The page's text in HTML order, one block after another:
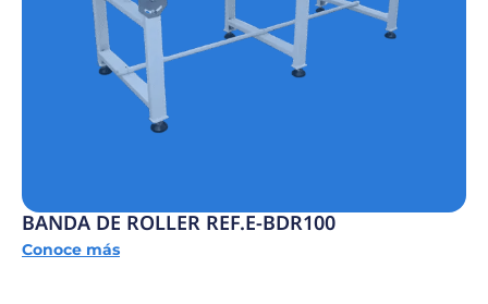
BANDA DE ROLLER REF.E-BDR100
Conoce más